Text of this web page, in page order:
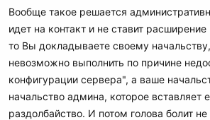
Вообще такое решается
идет на контакт и не ставит
то Вы докладываете своему
невозможно выполнить по причине
конфигурации сервера", а ваше
начальство админа, которое вставляет
раздолбайство. И потом голова болит не